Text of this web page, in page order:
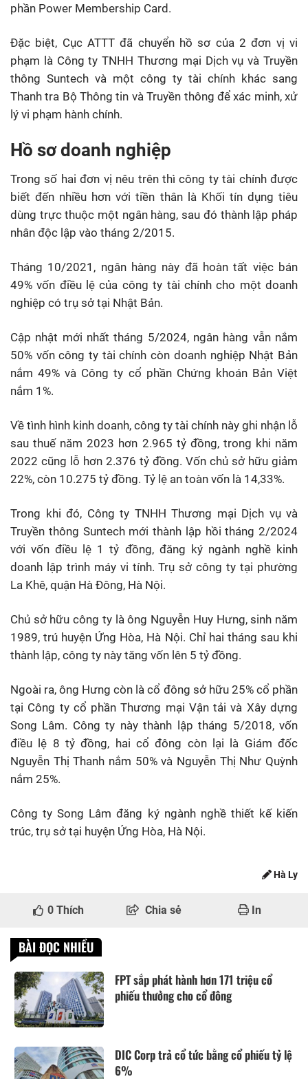
phần Power Membership Card.
Đặc biệt, Cục ATTT đã chuyển hồ sơ của 2 đơn vị vi
phạm là Công ty TNHH Thương mại Dịch vụ và Truyền
thông Suntech và một công ty tài chính khác sang
Thanh tra Bộ Thông tin và Truyền thông để xác minh, xử
lý vi phạm hành chính.
Hồ sơ doanh nghiệp
Trong số hai đơn vị nêu trên thì công ty tài chính được
biết đến nhiều hơn với tiền thân là Khối tín dụng tiêu
dùng trực thuộc một ngân hàng, sau đó thành lập pháp
nhân độc lập vào tháng 2/2015.
Tháng 10/2021, ngân hàng này đã hoàn tất việc bán
49% vốn điều lệ của công ty tài chính cho một doanh
nghiệp có trụ sở tại Nhật Bản.
Cập nhật mới nhất tháng 5/2024, ngân hàng vẫn nắm
50% vốn công ty tài chính còn doanh nghiệp Nhật Bản
nắm 49% và Công ty cổ phần Chứng khoán Bản Việt
nắm 1%.
Về tình hình kinh doanh, công ty tài chính này ghi nhận lỗ
sau thuế năm 2023 hơn 2.965 tỷ đồng, trong khi năm
2022 cũng lỗ hơn 2.376 tỷ đồng. Vốn chủ sở hữu giảm
22%, còn 10.275 tỷ đồng. Tỷ lệ an toàn vốn là 14,33%.
Trong khi đó, Công ty TNHH Thương mại Dịch vụ và
Truyền thông Suntech mới thành lập hồi tháng 2/2024
với vốn điều lệ 1 tỷ đồng, đăng ký ngành nghề kinh
doanh lập trình máy vi tính. Trụ sở công ty tại phường
La Khê, quận Hà Đông, Hà Nội.
Chủ sở hữu công ty là ông Nguyễn Huy Hưng, sinh năm
1989, trú huyện Ứng Hòa, Hà Nội. Chỉ hai tháng sau khi
thành lập, công ty này tăng vốn lên 5 tỷ đồng.
Ngoài ra, ông Hưng còn là cổ đông sở hữu 25% cổ phần
tại Công ty cổ phần Thương mại Vận tải và Xây dựng
Song Lâm. Công ty này thành lập tháng 5/2018, vốn
điều lệ 8 tỷ đồng, hai cổ đông còn lại là Giám đốc
Nguyễn Thị Thanh nắm 50% và Nguyễn Thị Như Quỳnh
nắm 25%.
Công ty Song Lâm đăng ký ngành nghề thiết kế kiến
trúc, trụ sở tại huyện Ứng Hòa, Hà Nội.
Hà Ly
0 Thích Chia sẻ In
BÀI ĐỌC NHIỀU
FPT sắp phát hành hơn 171 triệu cổ
phiếu thưởng cho cổ đông
DIC Corp trả cổ tức bằng cổ phiếu tỷ lệ
6%